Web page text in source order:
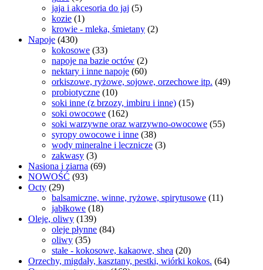
jaja i akcesoria do jaj (5)
kozie (1)
krowie - mleka, śmietany (2)
Napoje (430)
kokosowe (33)
napoje na bazie octów (2)
nektary i inne napoje (60)
orkiszowe, ryżowe, sojowe, orzechowe itp. (49)
probiotyczne (10)
soki inne (z brzozy, imbiru i inne) (15)
soki owocowe (162)
soki warzywne oraz warzywno-owocowe (55)
syropy owocowe i inne (38)
wody mineralne i lecznicze (3)
zakwasy (3)
Nasiona i ziarna (69)
NOWOŚĆ (93)
Octy (29)
balsamiczne, winne, ryżowe, spirytusowe (11)
jabłkowe (18)
Oleje, oliwy (139)
oleje płynne (84)
oliwy (35)
stałe - kokosowe, kakaowe, shea (20)
Orzechy, migdały, kasztany, pestki, wiórki kokos. (64)